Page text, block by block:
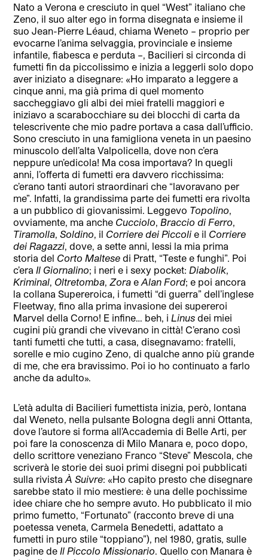
Nato a Verona e cresciuto in quel “West” italiano che
Zeno, il suo alter ego in forma disegnata e insieme il
suo Jean-Pierre Léaud, chiama Weneto – proprio per
evocarne l’anima selvaggia, provinciale e insieme
infantile, fiabesca e perduta –, Bacilieri si circonda di
fumetti fin da piccolissimo e inizia a leggerli solo dopo
aver iniziato a disegnare: «Ho imparato a leggere a
cinque anni, ma già prima di quel momento
saccheggiavo gli albi dei miei fratelli maggiori e
iniziavo a scarabocchiare su dei blocchi di carta da
telescrivente che mio padre portava a casa dall’ufficio.
Sono cresciuto in una famigliona veneta in un paesino
minuscolo dell’alta Valpolicella, dove non c’era
neppure un’edicola! Ma cosa importava? In quegli
anni, l’offerta di fumetti era davvero ricchissima:
c’erano tanti autori straordinari che “lavoravano per
me”. Infatti, la grandissima parte dei fumetti era rivolta
a un pubblico di giovanissimi. Leggevo Topolino,
ovviamente, ma anche Cucciolo,Braccio di Ferro,
Tiramolla,Soldino, il Corriere dei Piccoli e il Corriere
dei Ragazzi, dove, a sette anni, lessi la mia prima
storia del Corto Maltese di Pratt, “Teste e funghi”. Poi
c’eraIl Giornalino; i neri e i sexy pocket:Diabolik,
Kriminal, Oltretomba,Zora eAlan Ford; e poi ancora
la collana Supereroica, i fumetti “di guerra” dell’inglese
Fleetway, fino alla prima invasione dei supereroi
Marvel della Corno! E infine… beh, iLinus dei miei
cugini più grandi che vivevano in città! C’erano così
tanti fumetti che tutti, a casa, disegnavamo: fratelli,
sorelle e mio cugino Zeno, di qualche anno più grande
di me, che era bravissimo. Poi io ho continuato a farlo
anche da adulto».
L’età adulta di Bacilieri fumettista inizia, però, lontana
dal Weneto, nella pulsante Bologna degli anni Ottanta,
dove l’autore si forma all’Accademia di Belle Arti, per
poi fare la conoscenza di Milo Manara e, poco dopo,
dello scrittore veneziano Franco “Steve” Mescola, che
scriverà le storie dei suoi primi disegni poi pubblicati
sulla rivistaÀ Suivre: «Ho capito presto che disegnare
sarebbe stato il mio mestiere: è una delle pochissime
idee chiare che ho sempre avuto. Ho pubblicato il mio
primo fumetto, “Fortunato” (racconto breve di una
poetessa veneta, Carmela Benedetti, adattato a
fumetti in puro stile “toppiano”), nel 1980, gratis, sulle
pagine deIl Piccolo Missionario. Quello con Manara è